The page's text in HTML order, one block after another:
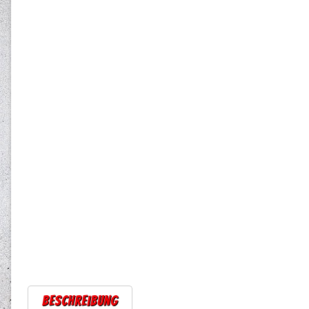
Beschreibung